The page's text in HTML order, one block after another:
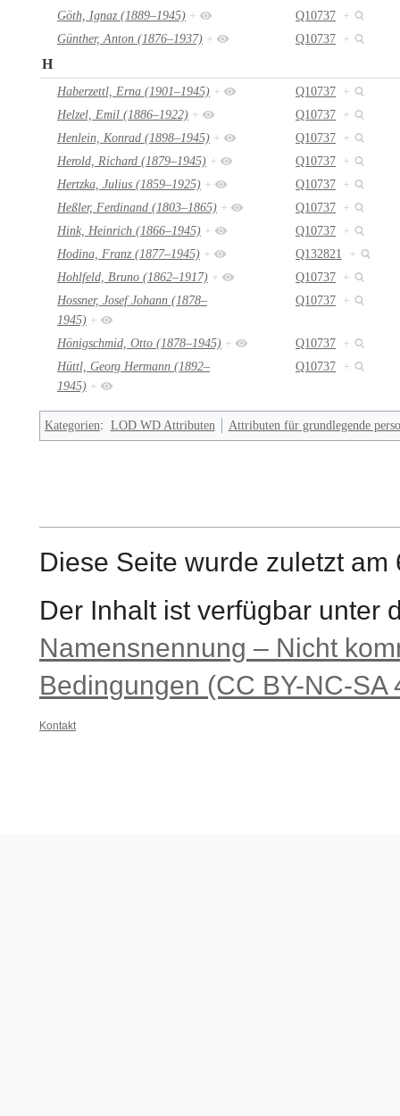
Göth, Ignaz (1889–1945) + Q10737 +
Günther, Anton (1876–1937) + Q10737 +
H
Haberzettl, Erna (1901–1945) + Q10737 +
Helzel, Emil (1886–1922) + Q10737 +
Henlein, Konrad (1898–1945) + Q10737 +
Herold, Richard (1879–1945) + Q10737 +
Hertzka, Julius (1859–1925) + Q10737 +
Heßler, Ferdinand (1803–1865) + Q10737 +
Hink, Heinrich (1866–1945) + Q10737 +
Hodina, Franz (1877–1945) + Q132821
+
Hohlfeld, Bruno (1862–1917) + Q10737 +
Hossner, Josef Johann (1878–
1945) +
Q10737 +
Hönigschmid, Otto (1878–1945) + Q10737 +
Hüttl, Georg Hermann (1892–
1945) +
Q10737 +
Kategorien: LOD WD Attributen Attributen für grundlegende
Diese Seite wurde zuletzt
Der Inhalt ist verfügbar unter
Namensnennung – Nicht
Bedingungen (CC BY-NC-SA
Kontakt